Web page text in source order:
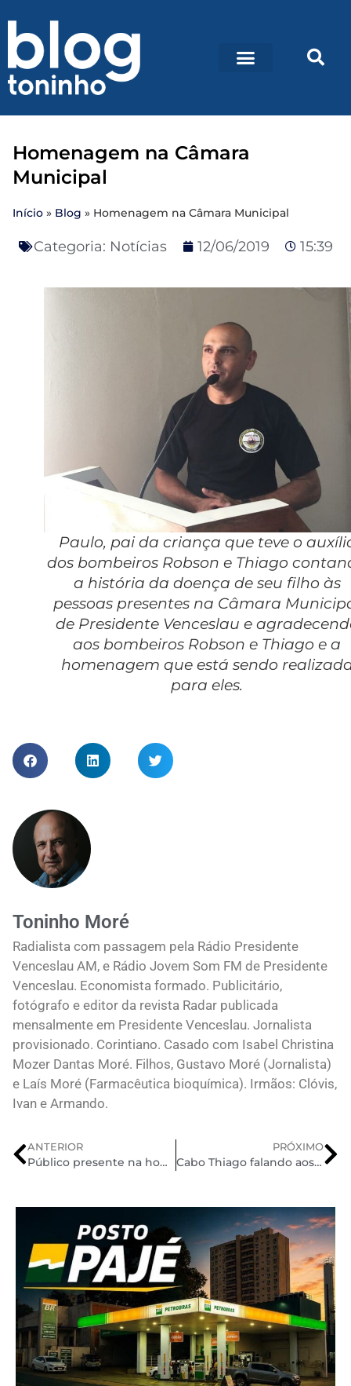
Homenagem na Câmara
Municipal
Início » Blog » Homenagem na Câmara Municipal
Categoria: Notícias 12/06/2019 15:39
Paulo, pai da criança que teve o
dos bombeiros Robson e Thiago
a história da doença de seu filho às
pessoas presentes na Câmara
de Presidente Venceslau e
aos bombeiros Robson e Thiago e a
homenagem que está sendo
para eles.
Toninho Moré
Radialista com passagem pela Rádio Presidente
Venceslau AM, e Rádio Jovem Som FM de Presidente
Venceslau. Economista formado. Publicitário,
fotógrafo e editor da revista Radar publicada
mensalmente em Presidente Venceslau. Jornalista
provisionado. Corintiano. Casado com Isabel Christina
Mozer Dantas Moré. Filhos, Gustavo Moré (Jornalista)
e Laís Moré (Farmacêutica bioquímica). Irmãos: Clóvis,
Ivan e Armando.
ANTERIOR
Público presente na homenagem aos bombeiros Robson e Thiago
PRÓXIMO
Cabo Thiago falando aos presentes